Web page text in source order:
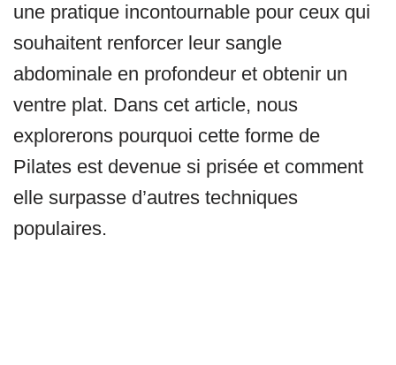
une pratique incontournable pour ceux qui
souhaitent renforcer leur sangle
abdominale en profondeur et obtenir un
ventre plat. Dans cet article, nous
explorerons pourquoi cette forme de
Pilates est devenue si prisée et comment
elle surpasse d’autres techniques
populaires.